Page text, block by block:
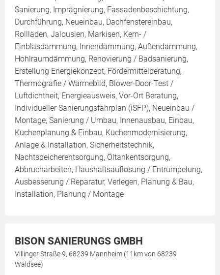
Sanierung, Imprägnierung, Fassadenbeschichtung,
Durchführung, Neueinbau, Dachfenstereinbau,
Rollläden, Jalousien, Markisen, Kern- /
Einblasdämmung, Innendämmung, Außendämmung,
Hohlraumdämmung, Renovierung / Badsanierung,
Erstellung Energiekonzept, Fördermittelberatung,
Thermografie / Wärmebild, Blower-Door-Test /
Luftdichtheit, Energieausweis, Vor-Ort Beratung,
Individueller Sanierungsfahrplan (iSFP), Neueinbau /
Montage, Sanierung / Umbau, Innenausbau, Einbau,
Küchenplanung & Einbau, Küchenmodernisierung,
Anlage & Installation, Sicherheitstechnik,
Nachtspeicherentsorgung, Öltankentsorgung,
Abbrucharbeiten, Haushaltsauflösung / Entrümpelung,
Ausbesserung / Reparatur, Verlegen, Planung & Bau,
Installation, Planung / Montage
BISON SANIERUNGS GMBH
Villinger Straße 9, 68239 Mannheim (11km von 68239
Waldsee)